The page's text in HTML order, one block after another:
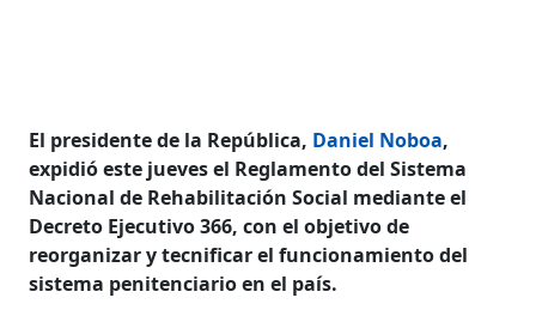
El presidente de la República, Daniel Noboa,
expidió este jueves el Reglamento del Sistema
Nacional de Rehabilitación Social mediante el
Decreto Ejecutivo 366, con el objetivo de
reorganizar y tecnificar el funcionamiento del
sistema penitenciario en el país.